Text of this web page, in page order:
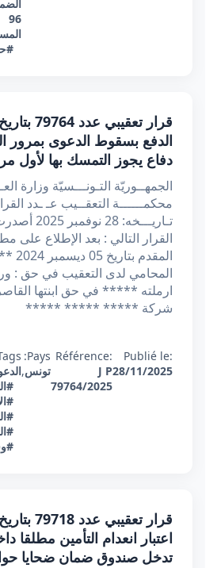
96
الدفع بسقوط الدعوى بمرور
دفاع يجوز التمسك بها لأول
الجمهــوريّة التـونـــسيّة وزارة
القرار التالي : بعد الإطلاع على
المحامي لدى التعقيب في حق :
ارملته ***** في حق ابنتها
شركة ***** ***** *****
Publié le:
28/11/2025
Référence:
J P
79764/2025
Pays:
تونس,
اعتبار انعدام التأمين مطلقا
تدخل صندوق ضمان ضحايا